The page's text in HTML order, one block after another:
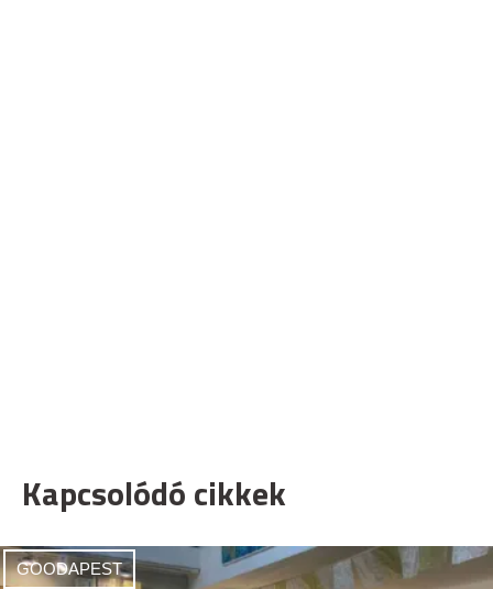
Kapcsolódó cikkek
GOODAPEST